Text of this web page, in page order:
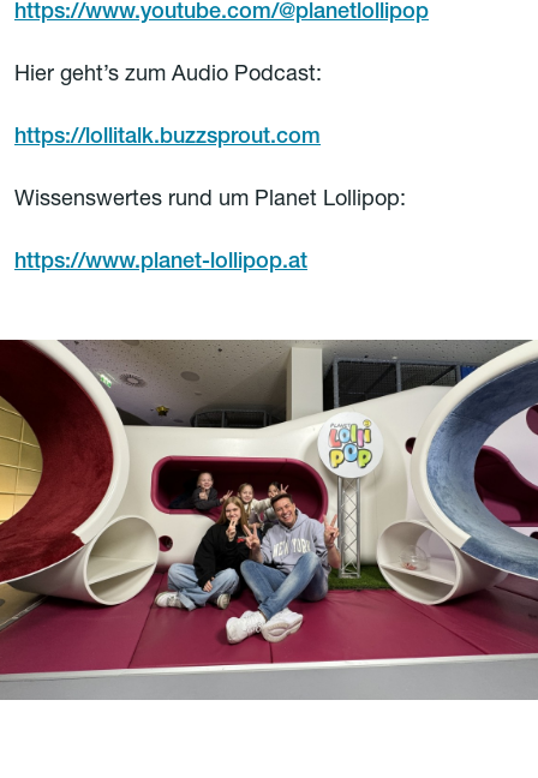
https://www.youtube.com/@planetlollipop
Hier geht’s zum Audio Podcast:
https://lollitalk.buzzsprout.com
Wissenswertes rund um Planet Lollipop:
https://www.planet-lollipop.at